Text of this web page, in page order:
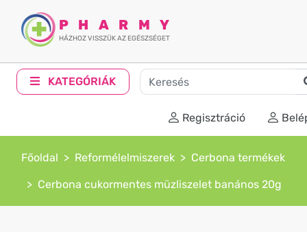
PHARMY
HÁZHOZ VISSZÜK AZ EGÉSZSÉGET
KATEGÓRIÁK
Regisztráció
Főoldal Reformélelmiszerek Cerbona termékek
Cerbona cukormentes müzliszelet banános 20g